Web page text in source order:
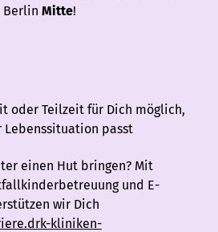
Berlin Mitte!
oder Teilzeit für Dich möglich,
Lebenssituation passt
einen Hut bringen? Mit
und E-
wir Dich
kliniken-